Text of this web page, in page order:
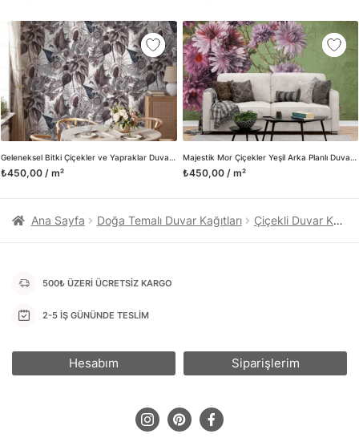
Geleneksel Bitki Çiçekler ve Yapraklar Duvar Kağıdı, Eski Zaman Bahçesi Görünümü için Duvar Posteri
₺450,00 / m²
Majestik Mor Çiçekler Yeşil Arka Planlı Duvar Kağıdı, Etkileyici Bir Duvar Dekoru için Duvar Posteri
₺450,00 / m²
üretimini ve satışını yapmaktadır. Duvar tasarımının önemini
biliyor ve evin en kritik dekorasyon alanı olduğunu kabul
ediyoruz. Bu nedenle ürün yelpazemizi sürekli genişletiyor ve
trendlere ayak uydurmanın yanı sıra yeni trendlerin oluşumunda
da öncü rol üstleniyoruz.
Herhangi bir soru ya da sorununuz olursa bizimle iletişime
geçebilirsiniz.
Ana Sayfa Doğa Temalı Duvar Kağıtları Çiçekli Duvar Kağıtları
500₺ ÜZERİ ÜCRETSİZ KARGO
2-5 İŞ GÜNÜNDE TESLİM
Hesabım Siparişlerim